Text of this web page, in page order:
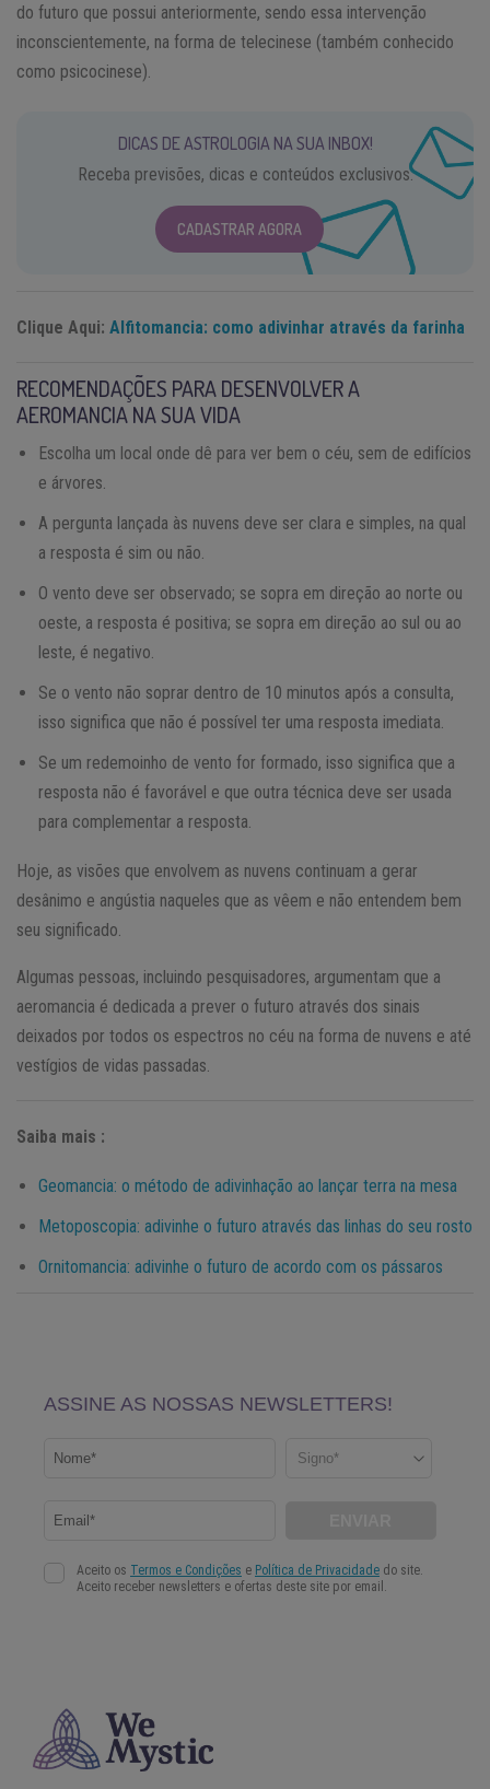
do futuro que possui anteriormente, sendo essa intervenção
inconscientemente, na forma de telecinese (também conhecido
como psicocinese).
DICAS DE ASTROLOGIA NA SUA INBOX!
Receba previsões, dicas e conteúdos exclusivos.
CADASTRAR AGORA
Clique Aqui: Alfitomancia: como adivinhar através da farinha
RECOMENDAÇÕES PARA DESENVOLVER A
AEROMANCIA NA SUA VIDA
Escolha um local onde dê para ver bem o céu, sem de edifícios
e árvores.
A pergunta lançada às nuvens deve ser clara e simples, na qual
a resposta é sim ou não.
O vento deve ser observado; se sopra em direção ao norte ou
oeste, a resposta é positiva; se sopra em direção ao sul ou ao
leste, é negativo.
Se o vento não soprar dentro de 10 minutos após a consulta,
isso significa que não é possível ter uma resposta imediata.
Se um redemoinho de vento for formado, isso significa que a
resposta não é favorável e que outra técnica deve ser usada
para complementar a resposta.
Hoje, as visões que envolvem as nuvens continuam a gerar
desânimo e angústia naqueles que as vêem e não entendem bem
seu significado.
Algumas pessoas, incluindo pesquisadores, argumentam que a
aeromancia é dedicada a prever o futuro através dos sinais
deixados por todos os espectros no céu na forma de nuvens e até
vestígios de vidas passadas.
Saiba mais :
Geomancia: o método de adivinhação ao lançar terra na mesa
Metoposcopia: adivinhe o futuro através das linhas do seu rosto
Ornitomancia: adivinhe o futuro de acordo com os pássaros